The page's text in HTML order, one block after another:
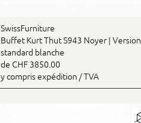
SwissFurniture
Buffet Kurt Thut S943 Noyer | Version
standard blanche
de CHF 3850.00
y compris expédition / TVA